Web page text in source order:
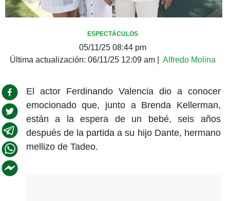
ESPECTÁCULOS
05/11/25 08:44 pm
Última actualización: 06/11/25 12:09 am| Alfredo Molina
El actor Ferdinando Valencia dio a conocer
emocionado que, junto a Brenda Kellerman,
están a la espera de un bebé, seis años
después de la partida a su hijo Dante, hermano
mellizo de Tadeo.